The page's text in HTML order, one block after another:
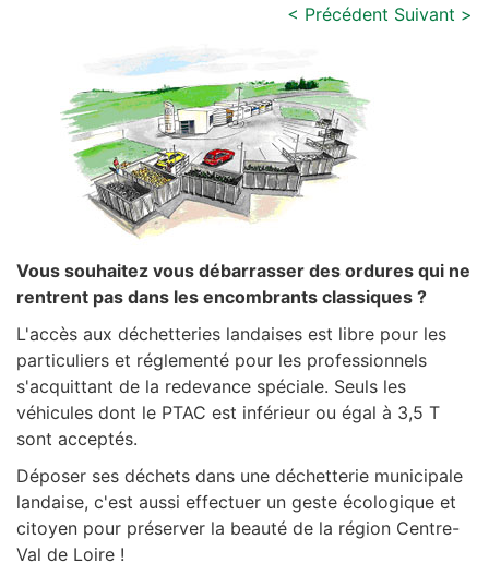
< Précédent Suivant >
Vous souhaitez vous débarrasser des ordures qui ne
rentrent pas dans les encombrants classiques ?
L'accès aux déchetteries landaises est libre pour les
particuliers et réglementé pour les professionnels
s'acquittant de la redevance spéciale. Seuls les
véhicules dont le PTAC est inférieur ou égal à 3,5 T
sont acceptés.
Déposer ses déchets dans une déchetterie municipale
landaise, c'est aussi effectuer un geste écologique et
citoyen pour préserver la beauté de la région Centre-
Val de Loire !